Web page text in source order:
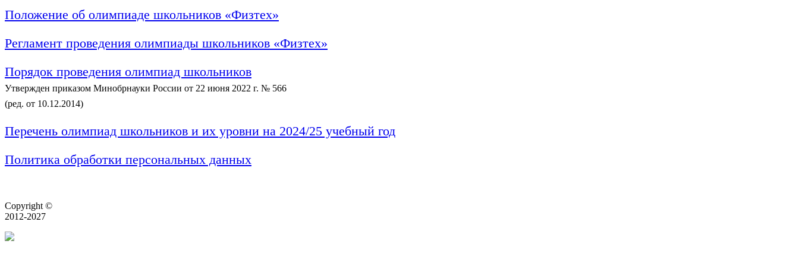
Положение об олимпиаде школьников «Физтех»
Регламент проведения олимпиады школьников «Физтех»
Порядок проведения олимпиад школьников
Утвержден приказом Минобрнауки России от 22 июня 2022 г. № 566
(ред. от 10.12.2014)
Перечень олимпиад школьников и их уровни на 2024/25 учебный год
Политика обработки персональных данных
Copyright ©
2012-2027